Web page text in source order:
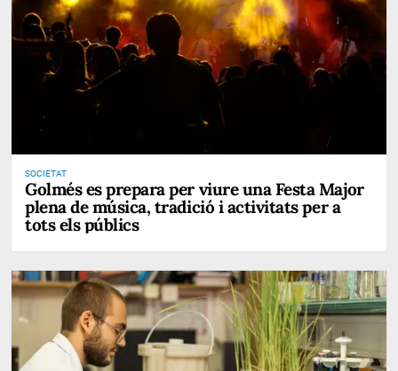
SOCIETAT
Golmés es prepara per viure una Festa Major
plena de música, tradició i activitats per a
tots els públics